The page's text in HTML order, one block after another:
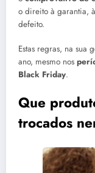
o direito à garantia,
defeito.
Estas regras, na sua
ano, mesmo nos
Black Friday.
Que
trocados